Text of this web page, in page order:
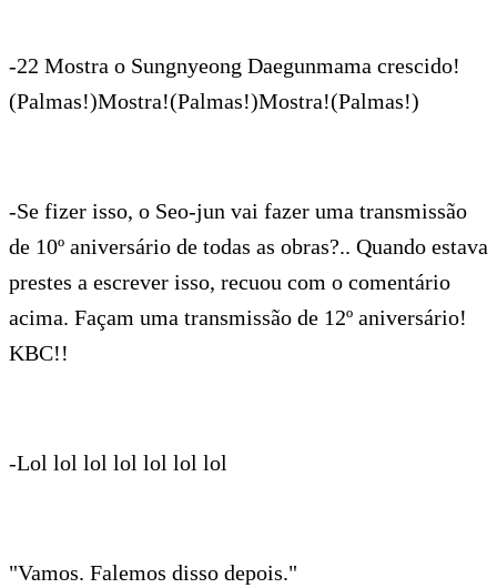
-22 Mostra o Sungnyeong Daegunmama crescido!
(Palmas!)Mostra!(Palmas!)Mostra!(Palmas!)
-Se fizer isso, o Seo-jun vai fazer uma transmissão
de 10º aniversário de todas as obras?.. Quando estava
prestes a escrever isso, recuou com o comentário
acima. Façam uma transmissão de 12º aniversário!
KBC!!
-Lol lol lol lol lol lol lol
"Vamos. Falemos disso depois."